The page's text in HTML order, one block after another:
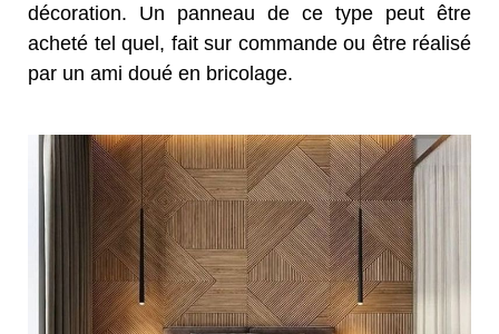
décoration. Un panneau de ce type peut être
acheté tel quel, fait sur commande ou être réalisé
par un ami doué en bricolage.